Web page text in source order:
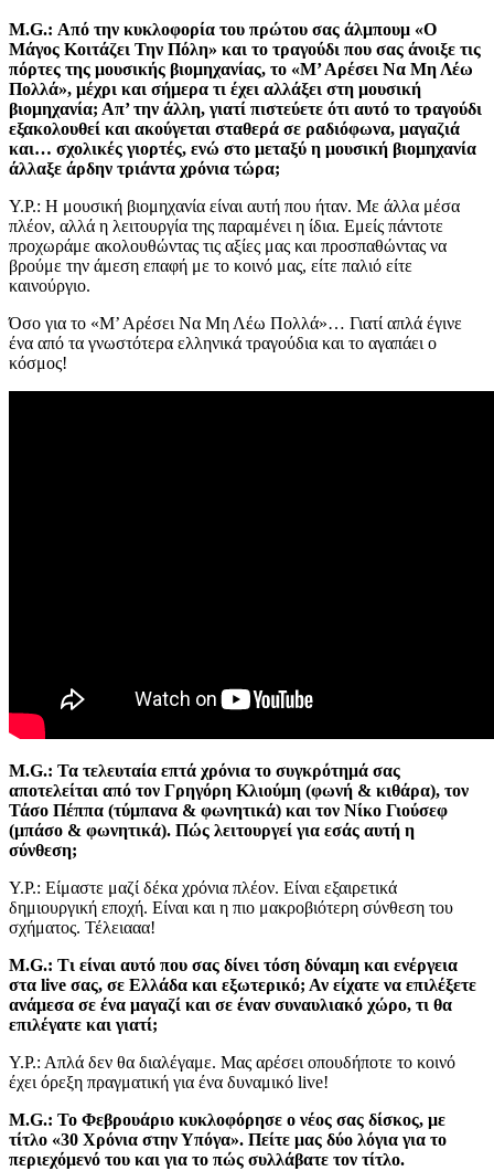
M.G.: Από την κυκλοφορία του πρώτου σας άλμπουμ «Ο
Μάγος Κοιτάζει Την Πόλη» και το τραγούδι που σας άνοιξε τις
πόρτες της μουσικής βιομηχανίας, το «Μ’ Αρέσει Να Μη Λέω
Πολλά», μέχρι και σήμερα τι έχει αλλάξει στη μουσική
βιομηχανία; Απ’ την άλλη, γιατί πιστεύετε ότι αυτό το τραγούδι
εξακολουθεί και ακούγεται σταθερά σε ραδιόφωνα, μαγαζιά
και… σχολικές γιορτές, ενώ στο μεταξύ η μουσική βιομηχανία
άλλαξε άρδην τριάντα χρόνια τώρα;
Υ.Ρ.: Η μουσική βιομηχανία είναι αυτή που ήταν. Με άλλα μέσα
πλέον, αλλά η λειτουργία της παραμένει η ίδια. Εμείς πάντοτε
προχωράμε ακολουθώντας τις αξίες μας και προσπαθώντας να
βρούμε την άμεση επαφή με το κοινό μας, είτε παλιό είτε
καινούργιο.
Όσο για το «Μ’ Αρέσει Να Μη Λέω Πολλά»… Γιατί απλά έγινε
ένα από τα γνωστότερα ελληνικά τραγούδια και το αγαπάει ο
κόσμος!
M.G.: Τα τελευταία επτά χρόνια το συγκρότημά σας
αποτελείται από τον Γρηγόρη Κλιούμη (φωνή & κιθάρα), τον
Τάσο Πέππα (τύμπανα & φωνητικά) και τον Νίκο Γιούσεφ
(μπάσο & φωνητικά). Πώς λειτουργεί για εσάς αυτή η
σύνθεση;
Υ.Ρ.: Είμαστε μαζί δέκα χρόνια πλέον. Είναι εξαιρετικά
δημιουργική εποχή. Είναι και η πιο μακροβιότερη σύνθεση του
σχήματος. Τέλειααα!
M.G.: Τι είναι αυτό που σας δίνει τόση δύναμη και ενέργεια
στα live σας, σε Ελλάδα και εξωτερικό; Αν είχατε να επιλέξετε
ανάμεσα σε ένα μαγαζί και σε έναν συναυλιακό χώρο, τι θα
επιλέγατε και γιατί;
Υ.Ρ.: Απλά δεν θα διαλέγαμε. Μας αρέσει οπουδήποτε το κοινό
έχει όρεξη πραγματική για ένα δυναμικό live!
M.G.: Το Φεβρουάριο κυκλοφόρησε ο νέος σας δίσκος, με
τίτλο «30 Χρόνια στην Υπόγα». Πείτε μας δύο λόγια για το
περιεχόμενό του και για το πώς συλλάβατε τον τίτλο.